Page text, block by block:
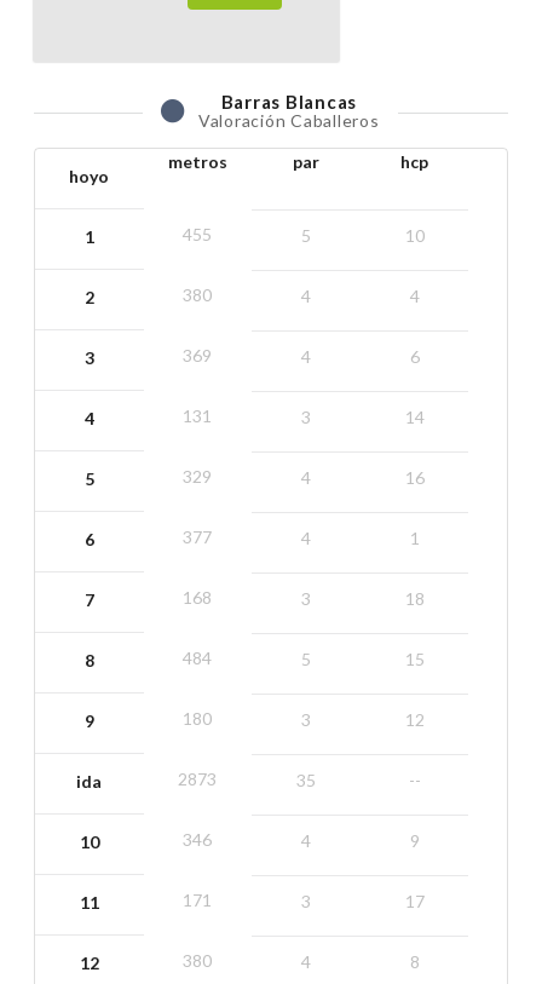
Barras Blancas
Valoración Caballeros
hoyo
1
2
3
4
5
6
7
8
9
ida
10
11
12
metros
455
380
369
131
329
377
168
484
180
2873
346
171
380
par
5
4
4
3
4
4
3
5
3
35
4
3
4
hcp
10
4
6
14
16
1
18
15
12
--
9
17
8